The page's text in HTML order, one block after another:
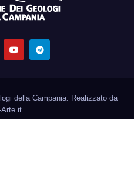
della Campania. Realizzato da
Arte.it